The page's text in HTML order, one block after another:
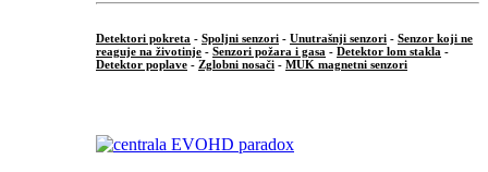
Detektori pokreta - Spoljni senzori - Unutrašnji senzori - Senzor koji ne
reaguje na životinje - Senzori požara i gasa - Detektor lom stakla -
Detektor poplave - Zglobni nosači - MUK magnetni senzori